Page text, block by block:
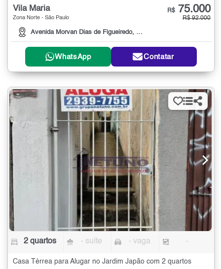
Vila Maria
Zona Norte - São Paulo
Avenida Morvan Dias de Figueiredo, 4001
R$ 75.000
R$ 92.000
WhatsApp Contatar
2 quartos - suíte - vaga -
Casa Térrea para Alugar no Jardim Japão com 2 quartos